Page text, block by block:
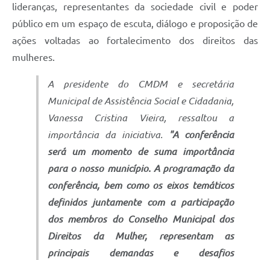
lideranças, representantes da sociedade civil e poder
público em um espaço de escuta, diálogo e proposição de
ações voltadas ao fortalecimento dos direitos das
mulheres.
A presidente do CMDM e secretária
Municipal de Assistência Social e Cidadania,
Vanessa Cristina Vieira, ressaltou a
importância da iniciativa.
"A conferência
será um momento de suma importância
para o nosso município. A programação da
conferência, bem como os eixos temáticos
definidos juntamente com a participação
dos membros do Conselho Municipal dos
Direitos da Mulher, representam as
principais demandas e desafios